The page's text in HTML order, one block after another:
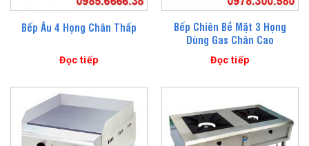
Bếp Âu 4 Họng Chân Thấp
Đọc tiếp
Bếp Chiên Bề Mặt 3 Họng
Dùng Gas Chân Cao
Đọc tiếp